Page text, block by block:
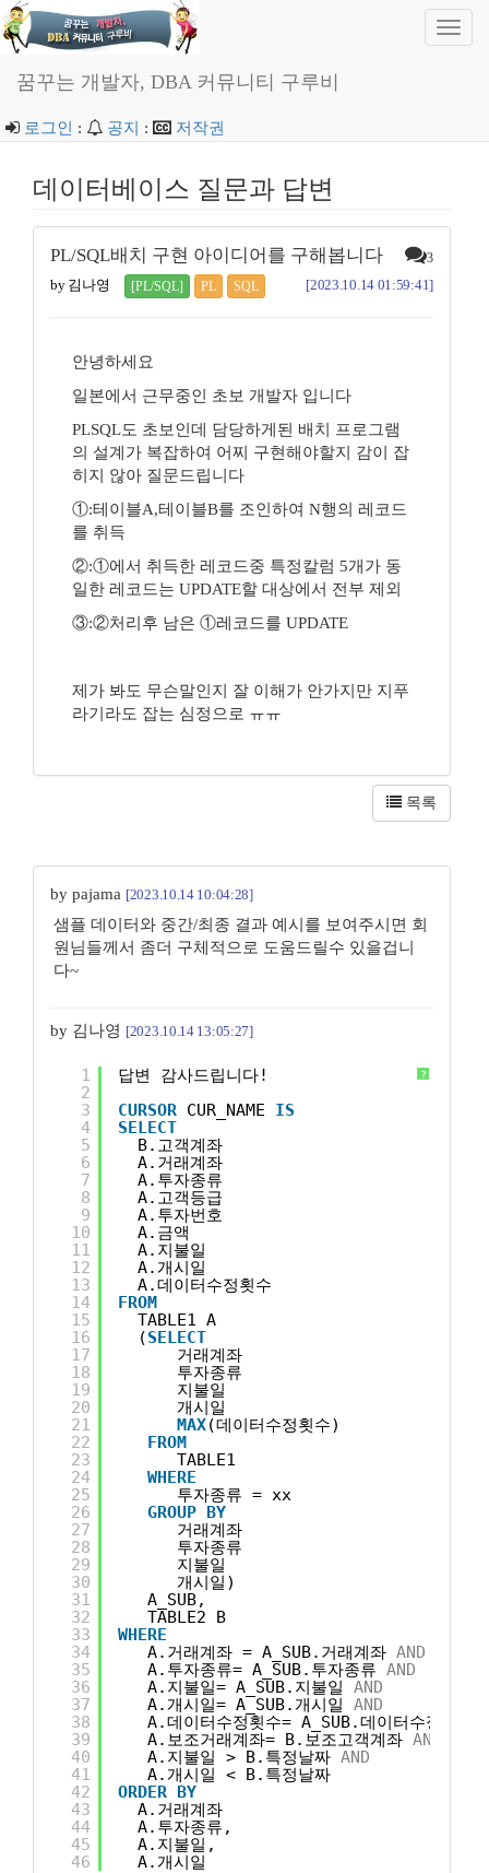
꿈꾸는 개발자, DBA 커뮤니티 구루비
로그인 : 공지 : 저작권
데이터베이스 질문과 답변
PL/SQL배치 구현 아이디어를 구해봅니다 3
by 김나영 [PL/SQL] PL SQL [2023.10.14 01:59:41]
안녕하세요
일본에서 근무중인 초보 개발자 입니다
PLSQL도 초보인데 담당하게된 배치 프로그램
의 설계가 복잡하여 어찌 구현해야할지 감이 잡
히지 않아 질문드립니다
①:테이블A,테이블B를 조인하여 N행의 레코드
를 취득
②:①에서 취득한 레코드중 특정칼럼 5개가 동
일한 레코드는 UPDATE할 대상에서 전부 제외
③:②처리후 남은 ①레코드를 UPDATE
제가 봐도 무슨말인지 잘 이해가 안가지만 지푸
라기라도 잡는 심정으로 ㅠㅠ
목록
by pajama [2023.10.14 10:04:28]
샘플 데이터와 중간/최종 결과 예시를 보여주시면 회
원님들께서 좀더 구체적으로 도움드릴수 있을겁니
다~
by 김나영 [2023.10.14 13:05:27]
?
1
2
3
4
5
6
7
8
9
10
11
12
13
14
15
16
17
18
19
20
21
22
23
24
25
26
27
28
29
30
31
32
33
34
35
36
37
38
39
40
41
42
43
44
45
46
답변 감사드립니다!
CURSOR CUR_NAME IS
SELECT
B.고객계좌
A.거래계좌
A.투자종류
A.고객등급
A.투자번호
A.금액
A.지불일
A.개시일
A.데이터수정횟수
FROM
TABLE1 A
(SELECT
거래계좌
투자종류
지불일
개시일
MAX(데이터수정횟수)
FROM
TABLE1
WHERE
투자종류 = xx
GROUP BY
거래계좌
투자종류
지불일
개시일)
A_SUB,
TABLE2 B
WHERE
A.거래계좌 = A_SUB.거래계좌 AND
A.투자종류= A_SUB.투자종류 AND
A.지불일= A_SUB.지불일 AND
A.개시일= A_SUB.개시일 AND
A.데이터수정횟수= A_SUB.데이터수정횟수
A.보조거래계좌= B.보조고객계좌 AND
A.지불일 > B.특정날짜 AND
A.개시일 < B.특정날짜
ORDER BY
A.거래계좌
A.투자종류,
A.지불일,
A.개시일